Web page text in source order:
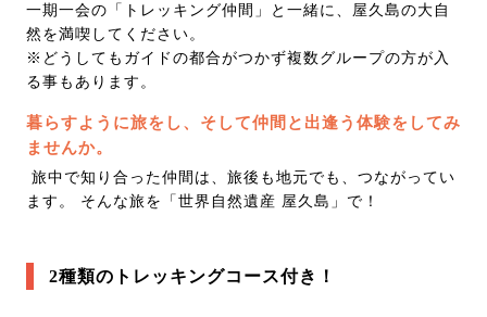
一期一会の「トレッキング仲間」と一緒に、屋久島の大自
然を満喫してください。
※どうしてもガイドの都合がつかず複数グループの方が入
る事もあります。
暮らすように旅をし、そして仲間と出逢う体験をしてみ
ませんか。
旅中で知り合った仲間は、旅後も地元でも、つながってい
ます。 そんな旅を「世界自然遺産 屋久島」で！
2種類のトレッキングコース付き！